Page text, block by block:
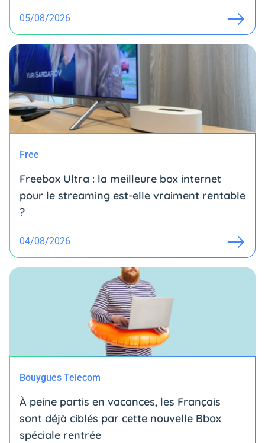
05/08/2026
Free
Freebox Ultra : la meilleure box internet
pour le streaming est-elle vraiment rentable
?
04/08/2026
Bouygues Telecom
À peine partis en vacances, les Français
sont déjà ciblés par cette nouvelle Bbox
spéciale rentrée